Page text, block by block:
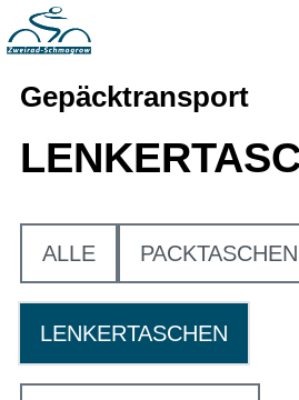
Gepäcktransport
ALLE PACKTASCHEN
LENKERTASCHEN